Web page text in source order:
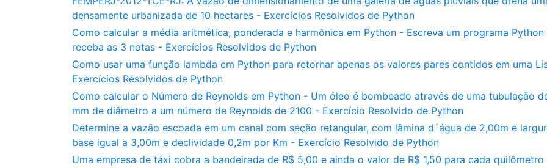
densamente urbanizada de 10 hectares - Exercícios Resolvidos de Python
Como calcular a média aritmética, ponderada e harmônica em Python - Escreva um programa Python
receba as 3 notas - Exercícios Resolvidos de Python
Como usar uma função lambda em Python para retornar apenas os valores pares contidos em uma
Exercícios Resolvidos de Python
Como calcular o Número de Reynolds em Python - Um óleo é bombeado através de uma tubulação
mm de diâmetro a um número de Reynolds de 2100 - Exercício Resolvido de Python
Determine a vazão escoada em um canal com seção retangular, com lâmina d´água de 2,00m e
base igual a 3,00m e declividade 0,2m por Km - Exercício Resolvido de Python
Uma empresa de táxi cobra a bandeirada de R$ 5,00 e ainda o valor de R$ 1,50 para cada quilômetro